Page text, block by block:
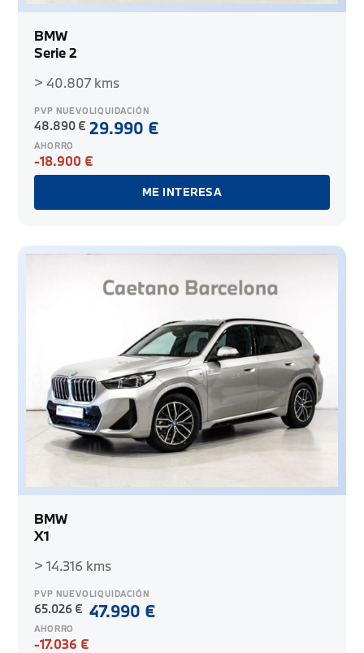
BMW
Serie 2
> 40.807 kms
PVP NUEVO
48.890 €
LIQUIDACIÓN
29.990 €
AHORRO
-18.900 €
ME INTERESA
BMW
X1
> 14.316 kms
PVP NUEVO
65.026 €
LIQUIDACIÓN
47.990 €
AHORRO
-17.036 €